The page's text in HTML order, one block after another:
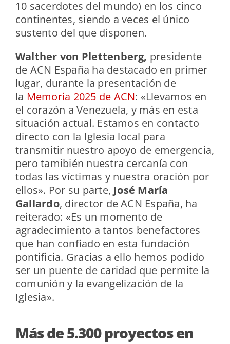
10 sacerdotes del mundo) en los cinco
continentes, siendo a veces el único
sustento del que disponen.
Walther von Plettenberg, presidente
de ACN España ha destacado en primer
lugar, durante la presentación de
la Memoria 2025 de ACN: «Llevamos en
el corazón a Venezuela, y más en esta
situación actual. Estamos en contacto
directo con la Iglesia local para
transmitir nuestro apoyo de emergencia,
pero tamibién nuestra cercanía con
todas las víctimas y nuestra oración por
ellos». Por su parte, José María
Gallardo, director de ACN España, ha
reiterado: «Es un momento de
agradecimiento a tantos benefactores
que han confiado en esta fundación
pontificia. Gracias a ello hemos podido
ser un puente de caridad que permite la
comunión y la evangelización de la
Iglesia».
Más de 5.300 proyectos en